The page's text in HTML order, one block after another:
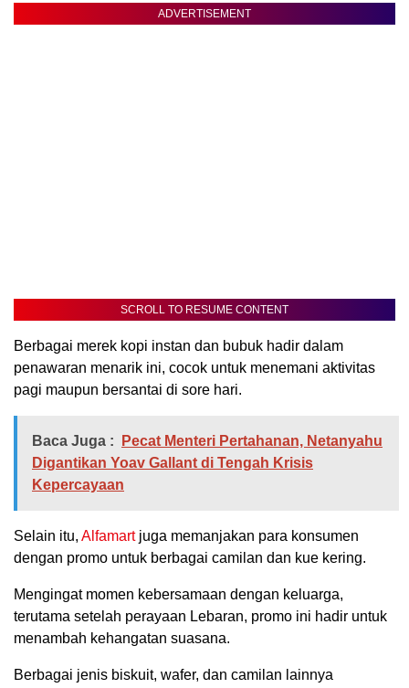
ADVERTISEMENT
SCROLL TO RESUME CONTENT
Berbagai merek kopi instan dan bubuk hadir dalam
penawaran menarik ini, cocok untuk menemani aktivitas
pagi maupun bersantai di sore hari.
Baca Juga :
Pecat Menteri Pertahanan, Netanyahu
Digantikan Yoav Gallant di Tengah Krisis
Kepercayaan
Selain itu, Alfamartjuga memanjakan para konsumen
dengan promo untuk berbagai camilan dan kue kering.
Mengingat momen kebersamaan dengan keluarga,
terutama setelah perayaan Lebaran, promo ini hadir untuk
menambah kehangatan suasana.
Berbagai jenis biskuit, wafer, dan camilan lainnya